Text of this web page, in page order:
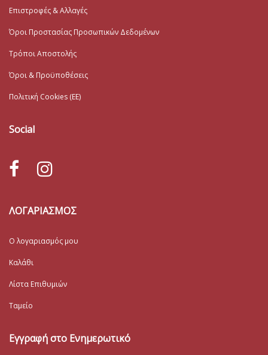
Επιστροφές & Αλλαγές
Όροι Προστασίας Προσωπικών Δεδομένων
Τρόποι Αποστολής
Όροι & Προϋποθέσεις
Πολιτική Cookies (ΕΕ)
Social
ΛΟΓΑΡΙΑΣΜΟΣ
Ο λογαριασμός μου
Καλάθι
Λίστα Επιθυμιών
Ταμείο
Εγγραφή στο Ενημερωτικό